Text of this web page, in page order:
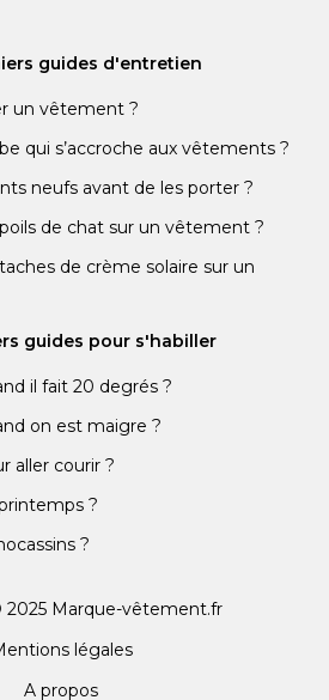
guides d'entretien
un vêtement ?
qui s’accroche aux vêtements ?
neufs avant de les porter ?
de chat sur un vêtement ?
de crème solaire sur un
guides pour s'habiller
il fait 20 degrés ?
on est maigre ?
aller courir ?
?
?
2025 Marque-vêtement.fr
légales
A propos